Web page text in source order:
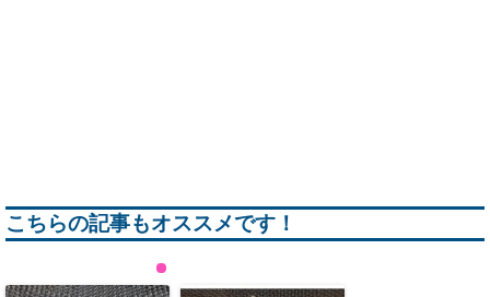
こちらの記事もオススメです！